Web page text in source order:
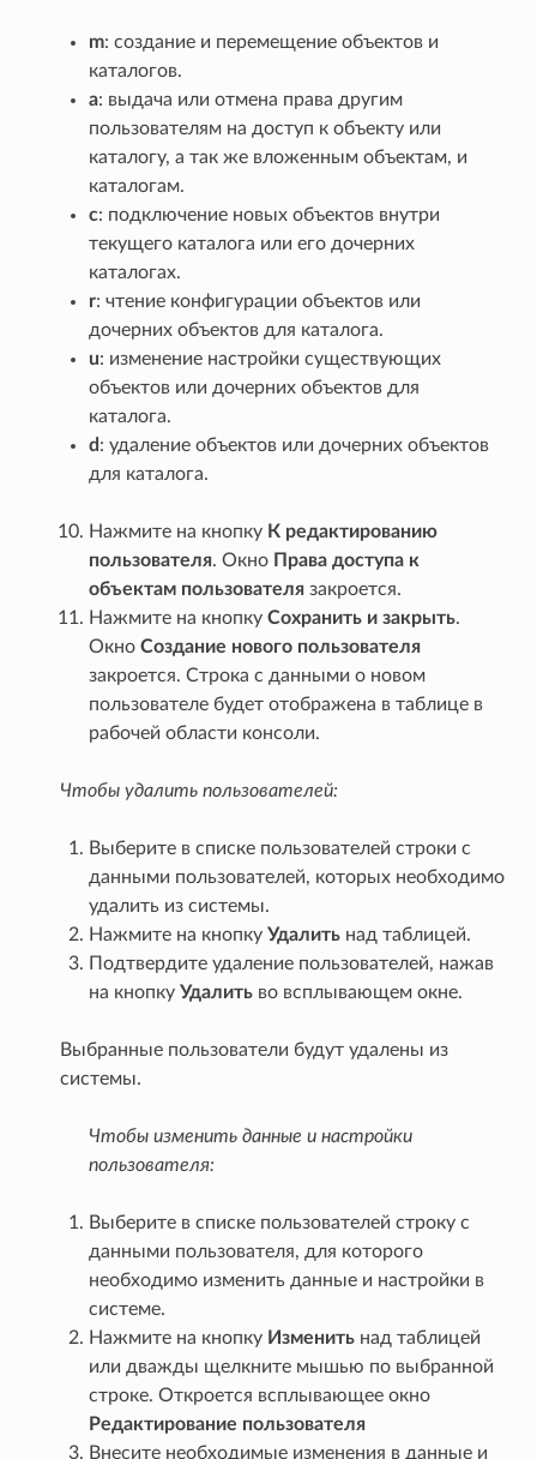
m: создание и перемещение объектов и
каталогов.
a: выдача или отмена права другим
пользователям на доступ к объекту или
каталогу, а так же вложенным объектам, и
каталогам.
c: подключение новых объектов внутри
текущего каталога или его дочерних
каталогах.
r: чтение конфигурации объектов или
дочерних объектов для каталога.
u: изменение настройки существующих
объектов или дочерних объектов для
каталога.
d : удаление объектов или дочерних объектов
для каталога.
Нажмите на кнопку К редактированию
пользователя. Окно Права доступа к
объектам пользователязакроется.
Нажмите на кнопку Сохранить и закрыть.
Окно Создание нового пользователя
закроется. Строка с данными о новом
пользователе будет отображена в таблице в
рабочей области консоли.
Чтобы удалить пользователей:
Выберите в списке пользователей строки с
данными пользователей, которых необходимо
удалить из системы.
Нажмите на кнопку Удалитьнад таблицей.
Подтвердите удаление пользователей, нажав
на кнопку Удалитьво всплывающем окне.
Выбранные пользователи будут удалены из
системы.
Чтобы изменить данные и настройки
пользователя:
Выберите в списке пользователей строку с
данными пользователя, для которого
необходимо изменить данные и настройки в
системе.
Нажмите на кнопку Изменитьнад таблицей
или дважды щелкните мышью по выбранной
строке. Откроется всплывающее окно
Редактирование пользователя
Внесите необходимые изменения в данные и